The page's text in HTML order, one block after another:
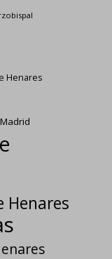
Henares
Henares